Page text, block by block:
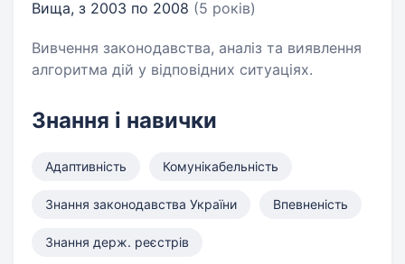
Вища, з 2003 по 2008 (5 років)
Вивчення законодавства, аналіз та виявлення
алгоритма дій у відповідних ситуаціях.
Знання і навички
Адаптивність Комунікабельність
Знання законодавства України Впевненість
Знання держ. реєстрів